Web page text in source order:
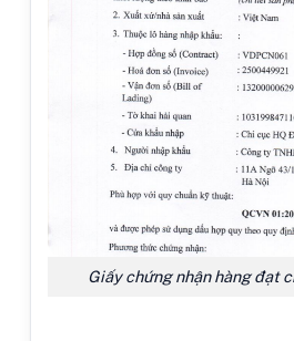
Giấy chứng nhận hàng đạt